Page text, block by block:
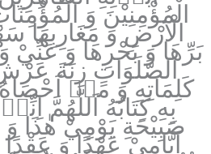
الْمُؤْمِنِيْنَ وَ
الْاَرْضِ وَ مَغَارِبِهَا
بَرِّهَا وَ بَحْرِهَا وَ
الصَّلَوَاتِ زِنَةَ
كَلِمَاتِهِ وَ مَاۤ
بِهِ كِتَابُهُ اَللّٰهُمَّ
صَبِيْحَةِ يَوْمِيْ هٰذَا
اَيَّامِيْ عَهْدًا وَ